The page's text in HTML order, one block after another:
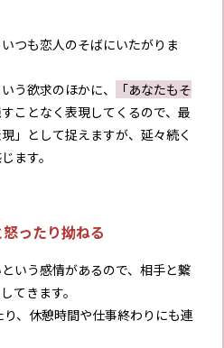
つも恋人のそばにいたがりま
う欲求のほかに、
「あなたもそ
ことなく表現してくるので、最
」として捉えますが、延々続く
ます。
ったり拗ねる
いう感情があるので、相手と繋
てきます。
、休憩時間や仕事終わりにも連